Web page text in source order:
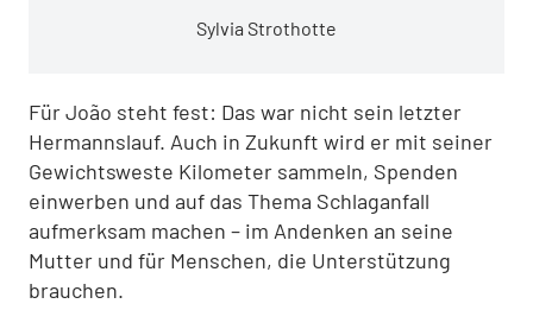
Sylvia Strothotte
Für João steht fest: Das war nicht sein letzter
Hermannslauf. Auch in Zukunft wird er mit seiner
Gewichtsweste Kilometer sammeln, Spenden
einwerben und auf das Thema Schlaganfall
aufmerksam machen – im Andenken an seine
Mutter und für Menschen, die Unterstützung
brauchen.